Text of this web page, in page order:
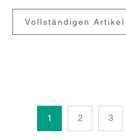
Vollständigen Artikel
1 2 3